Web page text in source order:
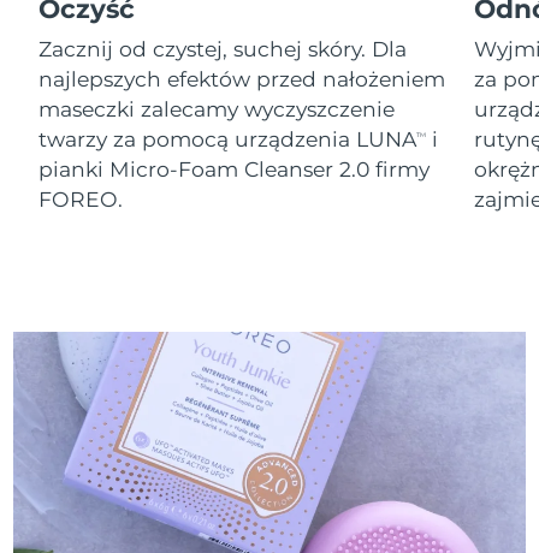
Oczyść
Zacznij od czystej, suchej skóry. Dla
najlepszych efektów przed nałożeniem
maseczki zalecamy wyczyszczenie
twarzy za pomocą urządzenia LUNATM
i
pianki Micro-Foam Cleanser 2.0 firmy
FOREO.
za
Słowenia
Oczekiwany czas dostawy
8/11/26
Republika
Południowej Afryki
Oczekiwany czas dostawy
8/19/26
Oczekiwany czas dostawy
Szwecja
Oczekiwany czas dostawy
Szwajcaria
Oczekiwany czas dostawy
Tajwan
Oczekiwany czas dostawy
8/16/26